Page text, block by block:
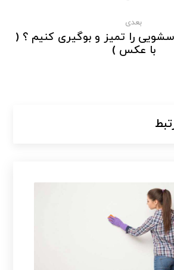
بعدی
را تمیز و بوگیری کنیم ؟ (
با عکس )